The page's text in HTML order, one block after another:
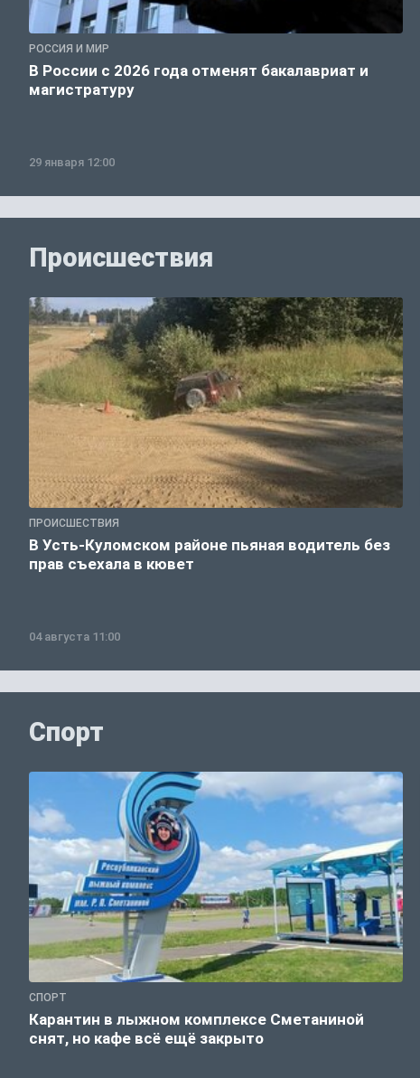
РОССИЯ И МИР
В России с 2026 года отменят бакалавриат и
магистратуру
29 января 12:00
Происшествия
ПРОИСШЕСТВИЯ
В Усть-Куломском районе пьяная водитель без
прав съехала в кювет
04 августа 11:00
Спорт
СПОРТ
Карантин в лыжном комплексе Сметаниной
снят, но кафе всё ещё закрыто